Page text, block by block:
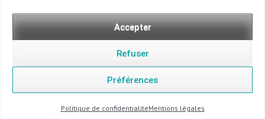
Accepter
Refuser
Préférences
Politique de confidentialitéMentions légales
:
Copyright @ 2013-2026 Au Bout De La Route |Mentions légales